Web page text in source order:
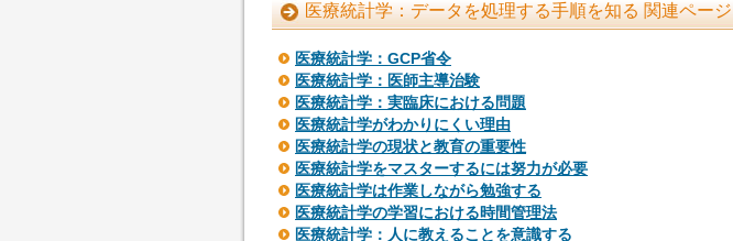
医療統計学：データを処理する手順を知る 関連ページ
医療統計学：GCP省令
医療統計学：医師主導治験
医療統計学：実臨床における問題
医療統計学がわかりにくい理由
医療統計学の現状と教育の重要性
医療統計学をマスターするには努力が必要
医療統計学は作業しながら勉強する
医療統計学の学習における時間管理法
医療統計学：人に教えることを意識する